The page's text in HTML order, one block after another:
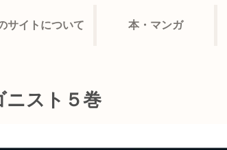
サイトについて 本・マンガ
ニスト５巻